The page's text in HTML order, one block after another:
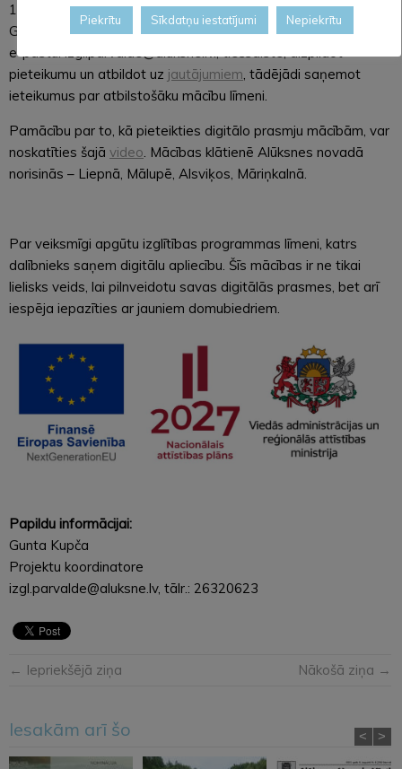
11, 208. kab., iepriekš sazinoties ar projekta koordinatori
Guntu Kupču, zvanot pa tālruni +371 26320623 vai rakstot uz
e-pastu: izgl.parvalde@aluksne.lv.; tiešsaistē, aizpildot
pieteikumu un atbildot uz jautājumiem, tādējādi saņemot
ieteikumus par atbilstošāku mācību līmeni.
Pamācību par to, kā pieteikties digitālo prasmju mācībām, var
noskatīties šajā video. Mācības klātienē Alūksnes novadā
norisinās – Liepnā, Mālupē, Alsviķos, Māriņkalnā.
Par veiksmīgi apgūtu izglītības programmas līmeni, katrs
dalībnieks saņem digitālu apliecību. Šīs mācības ir ne tikai
lielisks veids, lai pilnveidotu savas digitālās prasmes, bet arī
iespēja iepazīties ar jauniem domubiedriem.
Papildu informācijai:
Gunta Kupča
Projektu koordinatore
izgl.parvalde@aluksne.lv, tālr.: 26320623
← Iepriekšējā ziņa Nākošā ziņa →
Iesakām arī šo < >
Piekrītu Sīkdatņu iestatījumi Nepiekrītu